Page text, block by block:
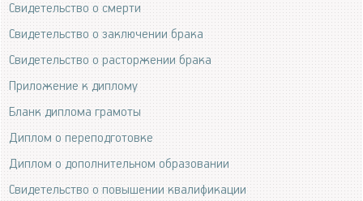
Свидетельство о смерти
Свидетельство о заключении брака
Свидетельство о расторжении брака
Приложение к диплому
Бланк диплома грамоты
Диплом о переподготовке
Диплом о дополнительном образовании
Свидетельство о повышении квалификации